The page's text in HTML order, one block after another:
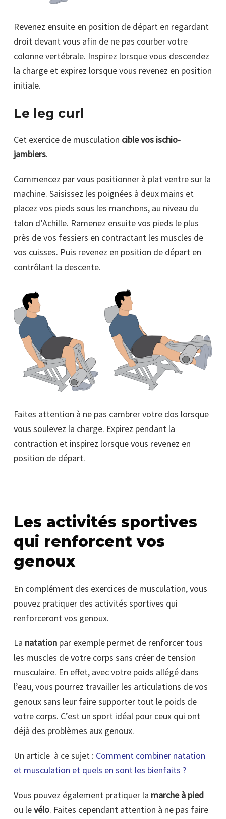
Revenez ensuite en position de départ en regardant
droit devant vous afin de ne pas courber votre
colonne vertébrale. Inspirez lorsque vous descendez
la charge et expirez lorsque vous revenez en position
initiale.
Le leg curl
Cet exercice de musculation cible vos ischio-
jambiers.
Commencez par vous positionner à plat ventre sur la
machine. Saisissez les poignées à deux mains et
placez vos pieds sous les manchons, au niveau du
talon d’Achille. Ramenez ensuite vos pieds le plus
près de vos fessiers en contractant les muscles de
vos cuisses. Puis revenez en position de départ en
contrôlant la descente.
Faites attention à ne pas cambrer votre dos lorsque
vous soulevez la charge. Expirez pendant la
contraction et inspirez lorsque vous revenez en
position de départ.
Les activités sportives
qui renforcent vos
genoux
En complément des exercices de musculation, vous
pouvez pratiquer des activités sportives qui
renforceront vos genoux.
La natation par exemple permet de renforcer tous
les muscles de votre corps sans créer de tension
musculaire. En effet, avec votre poids allégé dans
l’eau, vous pourrez travailler les articulations de vos
genoux sans leur faire supporter tout le poids de
votre corps. C’est un sport idéal pour ceux qui ont
déjà des problèmes aux genoux.
Un article à ce sujet : Comment combiner natation
et musculation et quels en sont les bienfaits ?
Vous pouvez également pratiquer la marche à pied
ou levélo. Faites cependant attention à ne pas faire